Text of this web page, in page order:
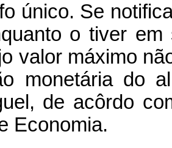
único. Se
o tiver
valor máximo
monetária do
de acôrdo
Economia.